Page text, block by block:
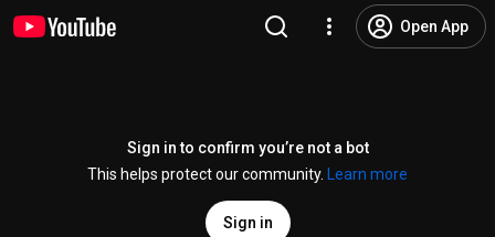
Open App
Sign in to confirm you’re not a bot
This helps protect our community.
Learn more
Sign in